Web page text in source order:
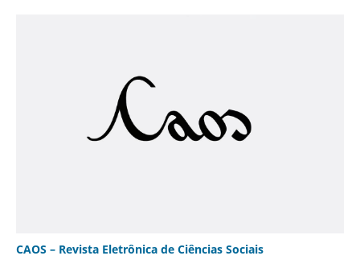
CAOS – Revista Eletrônica de Ciências Sociais